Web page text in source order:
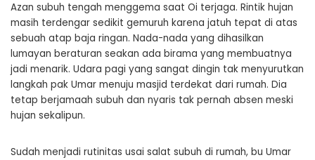
Azan subuh tengah menggema saat Oi terjaga. Rintik hujan
masih terdengar sedikit gemuruh karena jatuh tepat di atas
sebuah atap baja ringan. Nada-nada yang dihasilkan
lumayan beraturan seakan ada birama yang membuatnya
jadi menarik. Udara pagi yang sangat dingin tak menyurutkan
langkah pak Umar menuju masjid terdekat dari rumah. Dia
tetap berjamaah subuh dan nyaris tak pernah absen meski
hujan sekalipun.
Sudah menjadi rutinitas usai salat subuh di rumah, bu Umar